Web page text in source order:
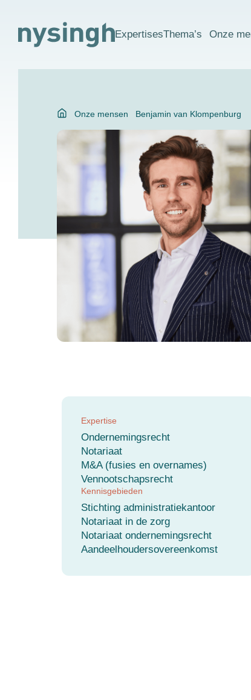
ExpertisesThema’s Onze
Onze mensen Benjamin van Klompenburg
Expertise
Ondernemingsrecht
Notariaat
M&A (fusies en overnames)
Vennootschapsrecht
Kennisgebieden
Stichting administratiekantoor
Notariaat in de zorg
Notariaat ondernemingsrecht
Aandeelhoudersovereenkomst